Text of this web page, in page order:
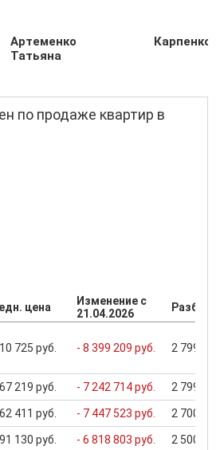
Артеменко
Татьяна
Карпенко
по продаже квартир в
цена
Изменение с
21.04.2026
725 руб. - 8 399 209 руб. 2 799
219 руб. - 7 242 714 руб. 2 799
411 руб. - 7 447 523 руб. 2 700
130 руб. - 6 818 803 руб. 2 500